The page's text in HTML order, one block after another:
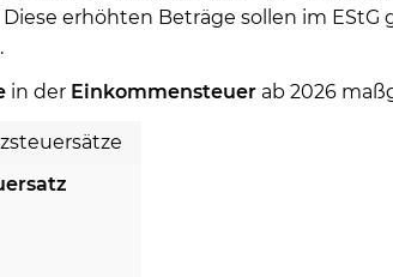
erhöhten Beträge sollen im EStG
.
in der Einkommensteuer ab 2026